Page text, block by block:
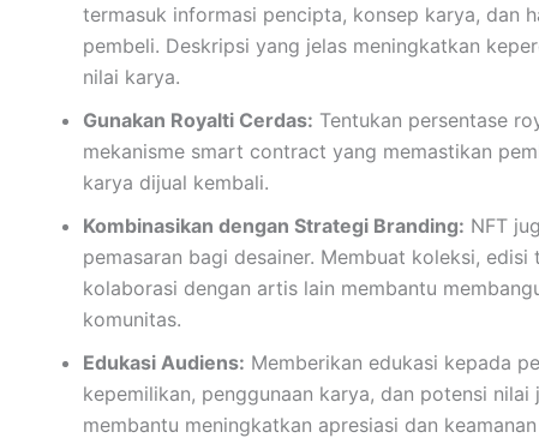
termasuk informasi pencipta, konsep karya, dan
pembeli. Deskripsi yang jelas meningkatkan
nilai karya.
Gunakan Royalti Cerdas: Tentukan persentase
mekanisme smart contract yang memastikan
karya dijual kembali.
Kombinasikan dengan Strategi Branding: NFT
pemasaran bagi desainer. Membuat koleksi, edisi
kolaborasi dengan artis lain membantu
komunitas.
Edukasi Audiens: Memberikan edukasi kepada
kepemilikan, penggunaan karya, dan potensi nilai
membantu meningkatkan apresiasi dan